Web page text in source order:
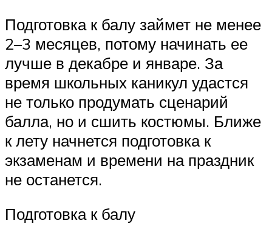
Подготовка к балу займет не менее
2–3 месяцев, потому начинать ее
лучше в декабре и январе. За
время школьных каникул удастся
не только продумать сценарий
балла, но и сшить костюмы. Ближе
к лету начнется подготовка к
экзаменам и времени на праздник
не останется.
Подготовка к балу